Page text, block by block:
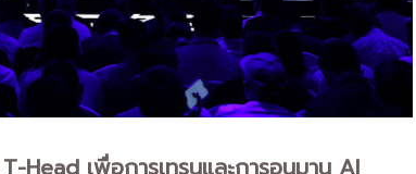
Head เพื่อการเทรนและการอนุมาน AI